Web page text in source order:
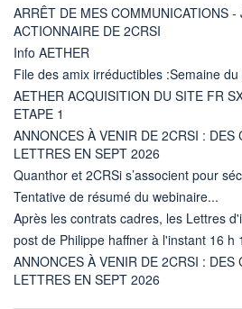
ARRÊT DE MES COMMUNICATIONS
ACTIONNAIRE DE 2CRSI
Info AETHER
File des amix irréductibles :Semaine
AETHER ACQUISITION DU SITE FR
ETAPE 1
ANNONCES À VENIR DE 2CRSI : DES
LETTRES EN SEPT 2026
Quanthor et 2CRSi s’associent pour
Tentative de résumé du webinaire...
Après les contrats cadres, les Lettres
post de Philippe haffner à l'instant 16 h
ANNONCES À VENIR DE 2CRSI : DES
LETTRES EN SEPT 2026